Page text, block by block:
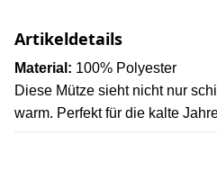
Artikeldetails
Material: 100% Polyester
Diese Mütze sieht nicht nur
warm. Perfekt für die kalte